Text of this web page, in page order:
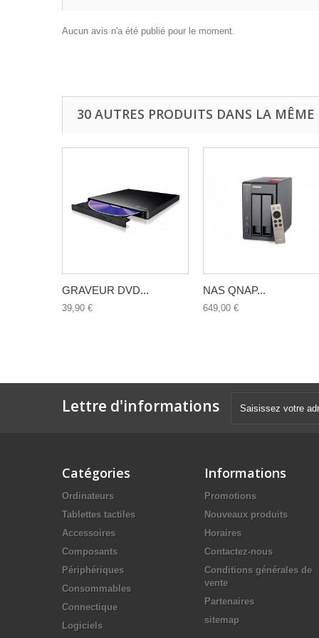
Aucun avis n'a été publié pour le moment.
30 AUTRES PRODUITS DANS LA MÊME
GRAVEUR DVD...
39,90 €
NAS QNAP...
649,00 €
Lettre d'informations
Catégories
Ordinateurs
Tablettes tactiles
Accessoires
Composants
Périphériques
Consommables
Connectique
Logiciels
Informations
Promotions
Nouveaux produits
Horaires
Contactez-nous
Conditions générales de
vente
Partenaires
sitemap